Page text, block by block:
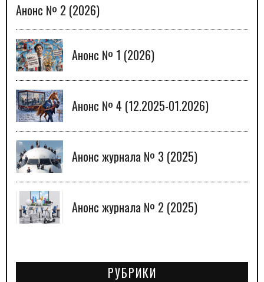
Анонс № 2 (2026)
Анонс № 1 (2026)
Анонс № 4 (12.2025-01.2026)
Анонс журнала № 3 (2025)
Анонс журнала № 2 (2025)
РУБРИКИ